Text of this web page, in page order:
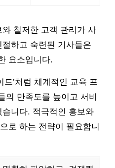
철저한 고객 관리가 사
하고 숙련된 기사들은
요소입니다.
드’처럼 체계적인 교육 프
의 만족도를 높이고 서비
니다. 적극적인 홍보와
로 하는 전략이 필요합니